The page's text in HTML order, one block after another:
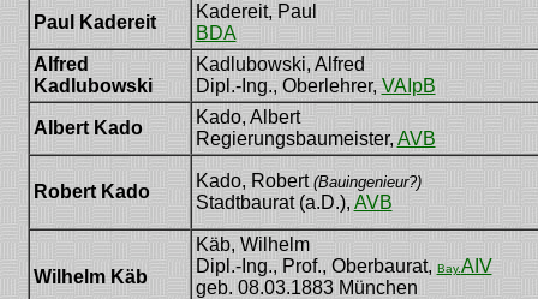
Paul Kadereit
Kadereit, Paul
BDA
Alfred
Kadlubowski
Kadlubowski, Alfred
Dipl.-Ing., Oberlehrer,VAIpB
Albert Kado
Kado, Albert
Regierungsbaumeister,AVB
Robert Kado
Kado, Robert (Bauingenieur?)
Stadtbaurat (a.D.), AVB
Wilhelm Käb
Käb, Wilhelm
Dipl.-Ing., Prof., Oberbaurat, Bay.AIV
geb. 08.03.1883 München